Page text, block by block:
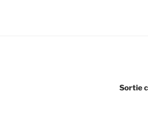
Sortie